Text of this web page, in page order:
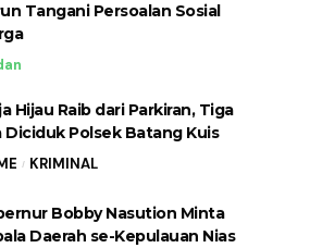
Tangani Persoalan Sosial
Hijau Raib dari Parkiran, Tiga
Diciduk Polsek Batang Kuis
KRIMINAL
Bobby Nasution Minta
Daerah se-Kepulauan Nias